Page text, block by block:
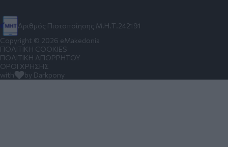
Αριθμός Πιστοποίησης Μ.Η.Τ.242191
Copyright © 2026 eMakedonia
ΠΟΛΙΤΙΚΗ COOKIES
ΠΟΛΙΤΙΚΗ ΑΠΟΡΡΗΤΟΥ
ΟΡΟΙ ΧΡΗΣΗΣ
with
by Darkpony